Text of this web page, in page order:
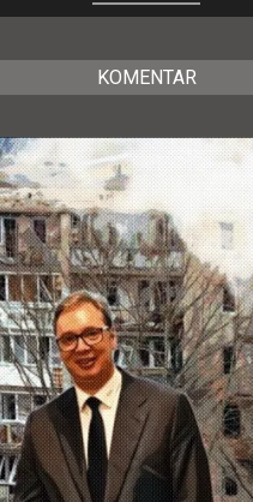
KOMENTAR